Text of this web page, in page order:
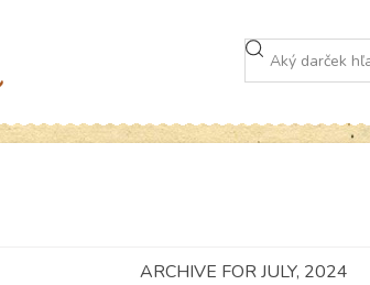
ARCHIVE FOR JULY, 2024